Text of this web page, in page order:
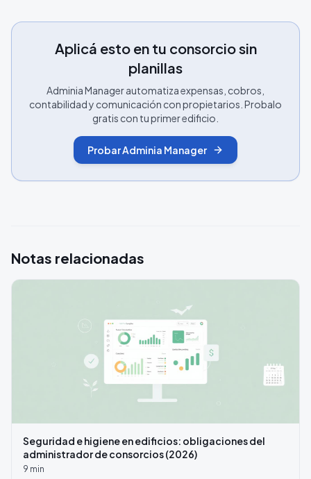
Aplicá esto en tu consorcio sin
planillas
Adminia Manager automatiza expensas, cobros,
contabilidad y comunicación con propietarios. Probalo
gratis con tu primer edificio.
Probar Adminia Manager
Notas relacionadas
Seguridad e higiene en edificios: obligaciones del
administrador de consorcios (2026)
9 min